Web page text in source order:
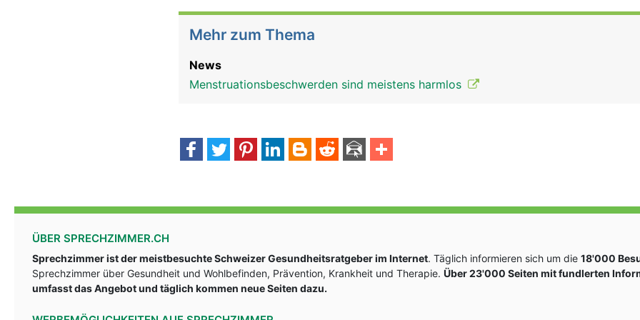
Mehr zum Thema
News
Menstruationsbeschwerden sind meistens harmlos
ÜBER SPRECHZIMMER.CH
Sprechzimmer ist der meistbesuchte Schweizer Gesundheitsratgeber im Internet. Täglich informieren sich um die 18'000
Sprechzimmer über Gesundheit und Wohlbefinden, Prävention, Krankheit und Therapie. Über 23'000 Seiten mit fundlerten
umfasst das Angebot und täglich kommen neue Seiten dazu.